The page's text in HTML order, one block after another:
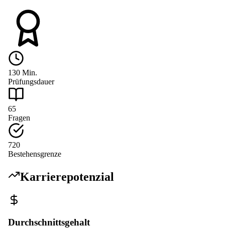
130 Min.
Prüfungsdauer
65
Fragen
720
Bestehensgrenze
Karrierepotenzial
Durchschnittsgehalt